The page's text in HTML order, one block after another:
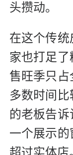
头攒动。
在这个传
家也打足
售旺季只
多数时间
的老板告
一个展示
超过实体店